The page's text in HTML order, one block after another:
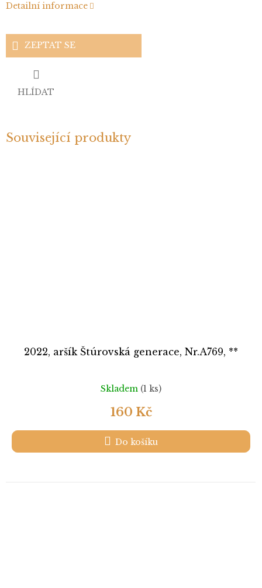
Detailní informace
ZEPTAT SE
HLÍDAT
Související produkty
2022, aršík Štúrovská generace, Nr.A769, **
Skladem (1 ks)
160 Kč
Do košíku